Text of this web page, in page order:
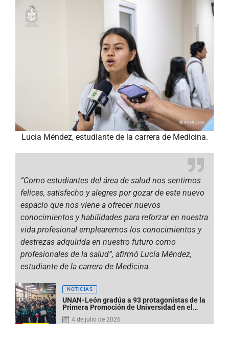
Lucia Méndez, estudiante de la carrera de Medicina.
“Como estudiantes del área de salud nos sentimos
felices, satisfecho y alegres por gozar de este nuevo
espacio que nos viene a ofrecer nuevos
conocimientos y habilidades para reforzar en nuestra
vida profesional emplearemos los conocimientos y
destrezas adquirida en nuestro futuro como
profesionales de la salud”, afirmó Lucia Méndez,
estudiante de la carrera de Medicina.
NOTICIAS
UNAN-León gradúa a 93 protagonistas de la
Primera Promoción de Universidad en el
Campo de la Sede Jinotega
4 de julio de 2026